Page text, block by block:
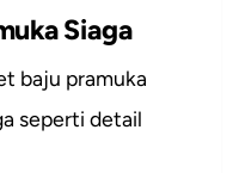
Siaga
baju pramuka
seperti detail